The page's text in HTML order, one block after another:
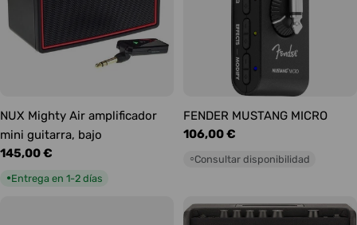
NUX Mighty Air amplificador
mini guitarra, bajo
Precio
145,00 €
●Entrega en 1-2 días
FENDER MUSTANG MICRO
Precio
106,00 €
○Consultar disponibilidad